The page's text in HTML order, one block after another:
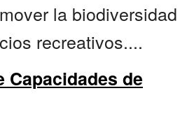
la biodiversidad
recreativos....
Capacidades de